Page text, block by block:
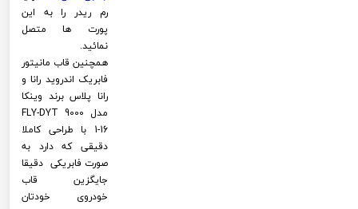
رم ریدر را به این
پورت ها متصل
نمائید.
همچنین قاب مانیتور
فابریک اندروید رانا و
رانا پلاس برند وینکا
مدل FLY-DYT 9000
1-16 با طراحی کاملا
دقیقی که دارد به
صورت فابریکی دقیقا
جایگزین قاب
خودروی خودتان